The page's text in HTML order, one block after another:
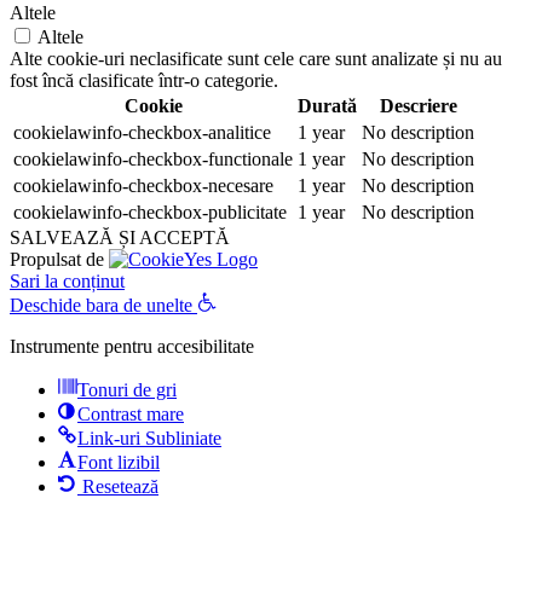
Altele
Altele
Alte cookie-uri neclasificate sunt cele care sunt analizate și nu au
fost încă clasificate într-o categorie.
Cookie
Durată
Descriere
cookielawinfo-checkbox-analitice
1 year
No description
cookielawinfo-checkbox-functionale 1 year
No description
cookielawinfo-checkbox-necesare
1 year
No description
cookielawinfo-checkbox-publicitate 1 year
No description
SALVEAZĂ ȘI ACCEPTĂ
Propulsat de
Sari la conținut
Deschide bara de unelte
Instrumente pentru accesibilitate
Tonuri de gri
Contrast mare
Link-uri Subliniate
Font lizibil
Resetează